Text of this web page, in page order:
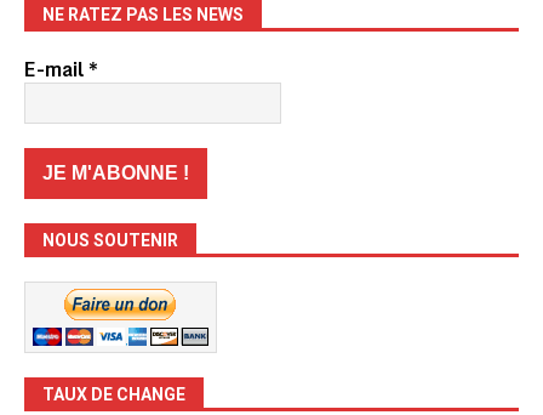
NE RATEZ PAS LES NEWS
E-mail*
NOUS SOUTENIR
TAUX DE CHANGE